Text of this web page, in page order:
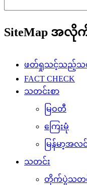
SiteMap အလို
ဖတ်ရှုသင့်သည့်သတ
FACT CHECK
သတင်းစာ
မြဝတီ
ကြေးမုံ
မြန်မာ့အလင်
သတင်း
တိုက်ပွဲသတ